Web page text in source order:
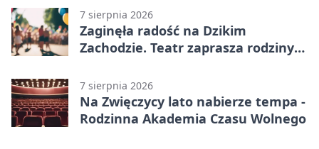
7 sierpnia 2026
Zaginęła radość na Dzikim
Zachodzie. Teatr zaprasza rodziny
7 sierpnia 2026
Na Zwięczycy lato nabierze tempa -
Rodzinna Akademia Czasu Wolnego